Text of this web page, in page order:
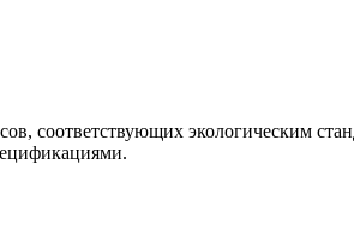
соответствующих экологическим